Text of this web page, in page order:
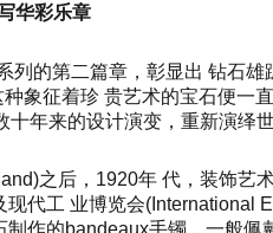
华彩乐章
的第二篇章，彰显出 钻石
象征着珍 贵艺术的宝石便
年来的设计演变，重新演绎
之后，1920年 代，装饰
代工 业博览会(International